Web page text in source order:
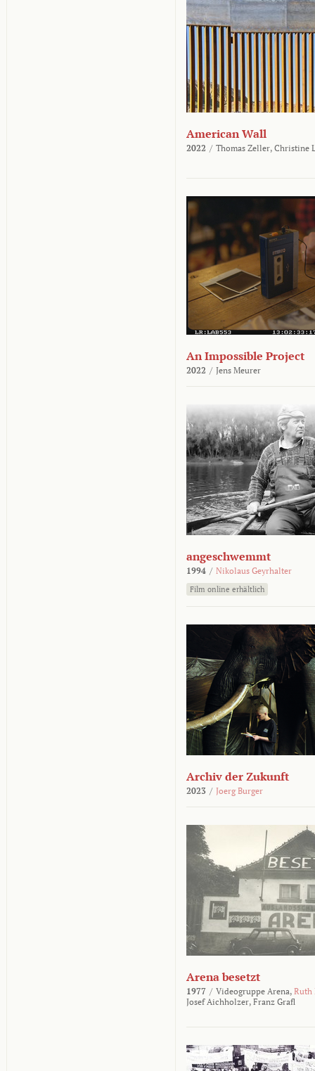
American Wall
2022 / Thomas Zeller, Christine
An Impossible Project
2022 / Jens Meurer
angeschwemmt
1994 / Nikolaus Geyrhalter
Film online erhältlich
Archiv der Zukunft
2023 / Joerg Burger
Arena besetzt
1977 / Videogruppe Arena, Ruth
Josef Aichholzer, Franz Grafl